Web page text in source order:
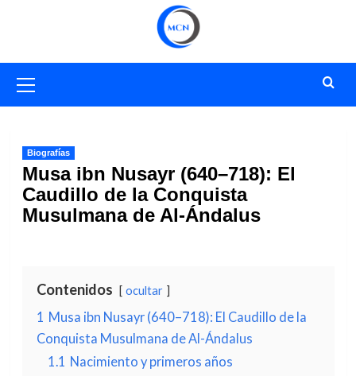
primario
Biografías
Musa ibn Nusayr (640–718): El
Caudillo de la Conquista
Musulmana de Al-Ándalus
Contenidos ocultar
1 Musa ibn Nusayr (640–718): El Caudillo de la
Conquista Musulmana de Al-Ándalus
1.1 Nacimiento y primeros años